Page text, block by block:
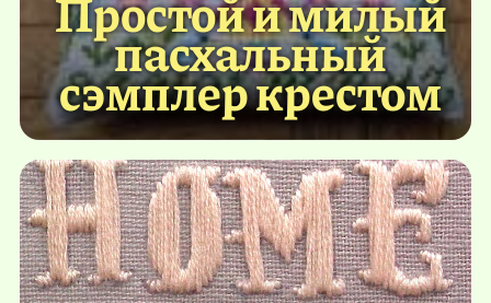
пасхальный
сэмплер крестом